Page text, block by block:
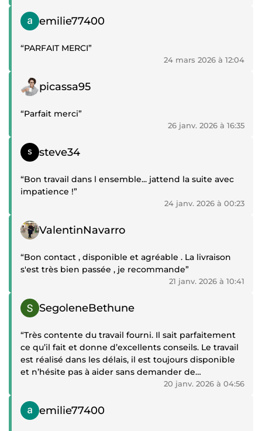
Témoignage positif
emilie77400
“PARFAIT MERCI”
24 mars 2026 à 12:04
Témoignage positif
picassa95
“Parfait merci”
26 janv. 2026 à 16:35
Témoignage positif
steve34
“Bon travail dans l ensemble... jattend la suite avec
impatience !”
24 janv. 2026 à 00:23
Témoignage positif
ValentinNavarro
“Bon contact , disponible et agréable . La livraison
s'est très bien passée , je recommande”
21 janv. 2026 à 10:41
Témoignage positif
SegoleneBethune
“Très contente du travail fourni. Il sait parfaitement
ce qu’il fait et donne d’excellents conseils. Le travail
est réalisé dans les délais, il est toujours disponible
et n’hésite pas à aider sans demander de
supplément. Un service comme on aimerait en voir
20 janv. 2026 à 04:56
Témoignage positif
emilie77400